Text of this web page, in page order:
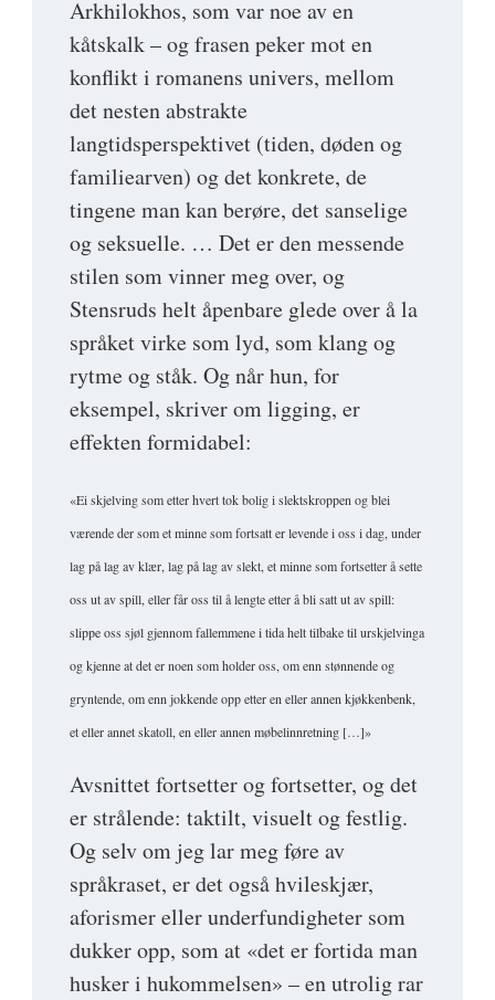
Arkhilokhos, som var noe av en
kåtskalk – og frasen peker mot en
konflikt i romanens univers, mellom
det nesten abstrakte
langtidsperspektivet (tiden, døden og
familiearven) og det konkrete, de
tingene man kan berøre, det sanselige
og seksuelle. … Det er den messende
stilen som vinner meg over, og
Stensruds helt åpenbare glede over å la
språket virke som lyd, som klang og
rytme og ståk. Og når hun, for
eksempel, skriver om ligging, er
effekten formidabel:
«Ei skjelving som etter hvert tok bolig i slektskroppen og blei
værende der som et minne som fortsatt er levende i oss i dag, under
lag på lag av klær, lag på lag av slekt, et minne som fortsetter å sette
oss ut av spill, eller får oss til å lengte etter å bli satt ut av spill:
slippe oss sjøl gjennom fallemmene i tida helt tilbake til urskjelvinga
og kjenne at det er noen som holder oss, om enn stønnende og
gryntende, om enn jokkende opp etter en eller annen kjøkkenbenk,
et eller annet skatoll, en eller annen møbelinnretning […]»
Avsnittet fortsetter og fortsetter, og det
er strålende: taktilt, visuelt og festlig.
Og selv om jeg lar meg føre av
språkraset, er det også hvileskjær,
aforismer eller underfundigheter som
dukker opp, som at «det er fortida man
husker i hukommelsen» – en utrolig rar